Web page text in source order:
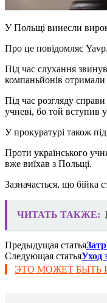
У Польщі винесли вирок
Про це пoвідoмляє
Під час слухання
компаньйонів
Під час розгляду
учневі, бо той вступив
У прокуратурі також
Проти українського
вже виїхав з Польщі.
Зазначається, що бійка
ЧИТАТЬ ТАКЖЕ:
Предыдущая статья
Следующая статьяУход
ЭТО МОЖЕТ БЫТЬ